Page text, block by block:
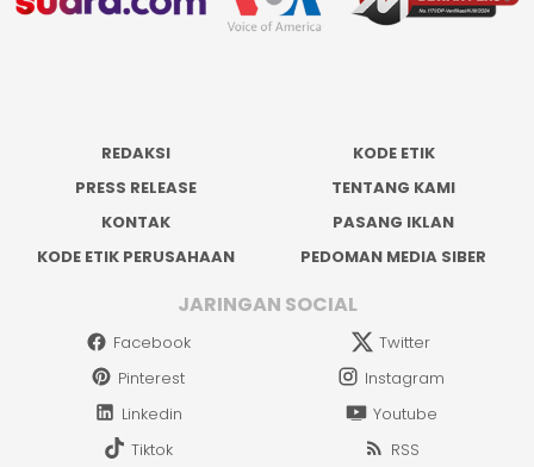
REDAKSI
KODE ETIK
PRESS RELEASE
TENTANG KAMI
KONTAK
PASANG IKLAN
KODE ETIK PERUSAHAAN
PEDOMAN MEDIA SIBER
JARINGAN SOCIAL
Facebook
Twitter
Pinterest
Instagram
Linkedin
Youtube
Tiktok
RSS